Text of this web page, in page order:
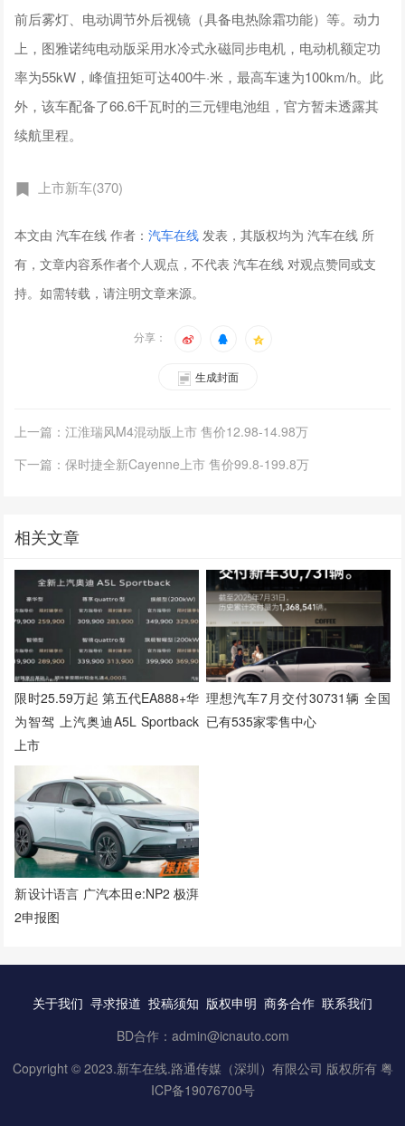
前后雾灯、电动调节外后视镜（具备电热除霜功能）等。动力
上，图雅诺纯电动版采用水冷式永磁同步电机，电动机额定功
率为55kW，峰值扭矩可达400牛·米，最高车速为100km/h。此
外，该车配备了66.6千瓦时的三元锂电池组，官方暂未透露其
续航里程。
上市新车(370)
本文由 汽车在线 作者：汽车在线 发表，其版权均为 汽车在线 所
有，文章内容系作者个人观点，不代表 汽车在线 对观点赞同或支
持。如需转载，请注明文章来源。
分享：
生成封面
上一篇：江淮瑞风M4混动版上市 售价12.98-14.98万
下一篇：保时捷全新Cayenne上市 售价99.8-199.8万
相关文章
限时25.59万起 第五代EA888+华
为智驾 上汽奥迪A5L Sportback
上市
理想汽车7月交付30731辆 全国
已有535家零售中心
新设计语言 广汽本田e:NP2 极湃
2申报图
关于我们 寻求报道 投稿须知 版权申明 商务合作 联系我们
BD合作：admin@icnauto.com
Copyright © 2023.新车在线.路通传媒（深圳）有限公司 版权所有 粤
ICP备19076700号